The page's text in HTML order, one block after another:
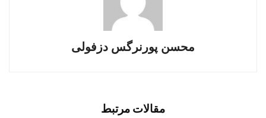
محسن پورنرگس دزفولی
مقالات مرتبط